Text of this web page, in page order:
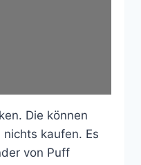
Die können
kaufen. Es
von Puff